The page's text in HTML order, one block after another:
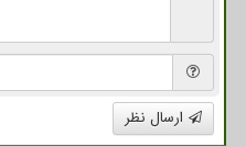
ارسال نظر